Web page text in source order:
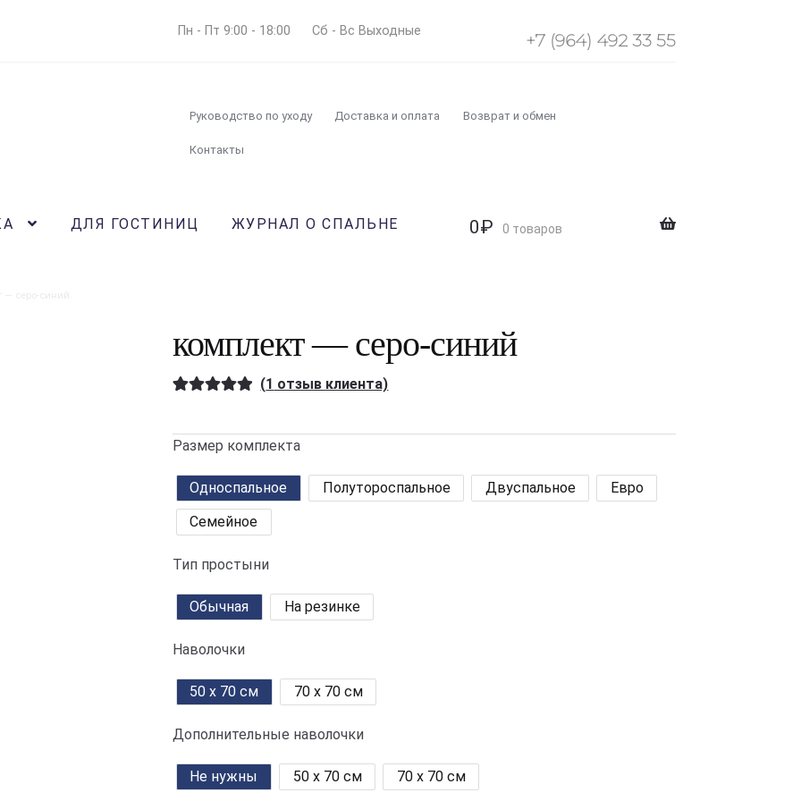
Пн - Пт 9:00 - 18:00 Сб - Вс Выходные +7 (964) 492 33 55
Руководство по уходу Доставка и оплата Возврат и обмен
Контакты
ДЛЯ ГОСТИНИЦ ЖУРНАЛ О СПАЛЬНЕ 0₽ 0 товаров
комплект — серо-синий
основе
опроса
пользовател
(1 отзыв клиента)
Размер комплекта
Односпальное Полутороспальное Двуспальное
Евро
Семейное
Тип простыни
Обычная На резинке
Наволочки
50 x 70 см 70 x 70 см
Дополнительные наволочки
Не нужны 50 x 70 см 70 x 70 см